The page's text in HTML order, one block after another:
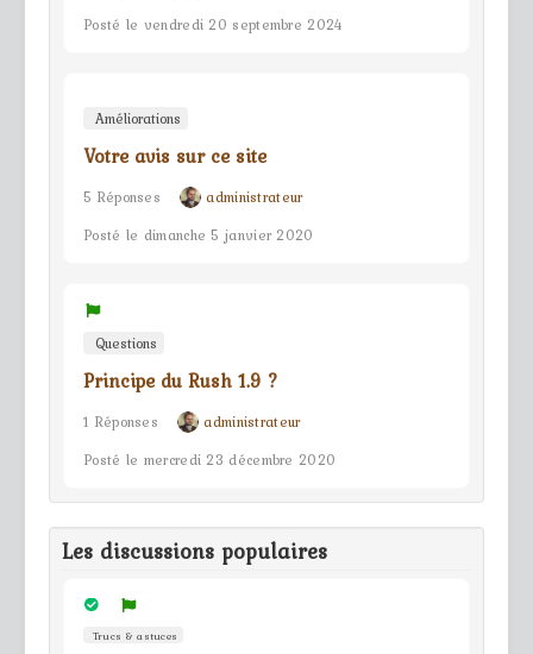
Posté le vendredi 20 septembre 2024
Améliorations
Votre avis sur ce site
5 Réponses
administrateur
Posté le dimanche 5 janvier 2020
Questions
Principe du Rush 1.9 ?
1 Réponses
administrateur
Posté le mercredi 23 décembre 2020
Les discussions populaires
Trucs & astuces